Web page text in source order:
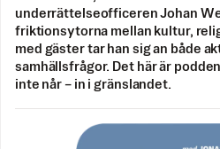
underrättelseofficeren Johan
friktionsytorna mellan kultur,
med gäster tar han sig an både
samhällsfrågor. Det här är
inte når – in i gränslandet.